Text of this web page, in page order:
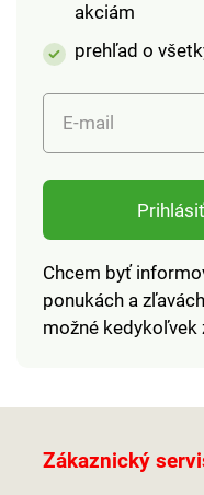
akciám
prehľad o
E-mail
Chcem byť
ponukách a
možné kedykoľvek
Zákaznický